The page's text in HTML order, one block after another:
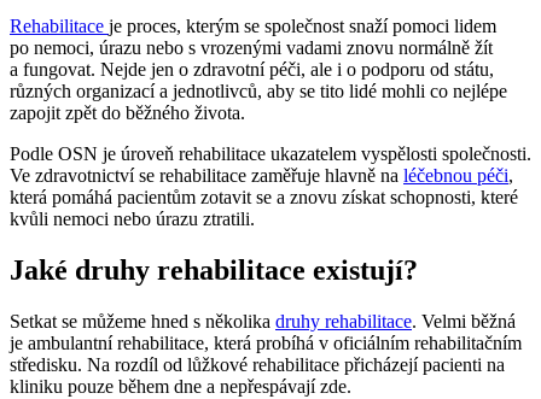
Rehabilitace je proces, kterým se společnost snaží pomoci lidem
po nemoci, úrazu nebo s vrozenými vadami znovu normálně žít
a fungovat. Nejde jen o zdravotní péči, ale i o podporu od státu,
různých organizací a jednotlivců, aby se tito lidé mohli co nejlépe
zapojit zpět do běžného života.
Podle OSN je úroveň rehabilitace ukazatelem vyspělosti společnosti.
Ve zdravotnictví se rehabilitace zaměřuje hlavně na léčebnou péči,
která pomáhá pacientům zotavit se a znovu získat schopnosti, které
kvůli nemoci nebo úrazu ztratili.
Jaké druhy rehabilitace existují?
Setkat se můžeme hned s několika druhy rehabilitace. Velmi běžná
je ambulantní rehabilitace, která probíhá v oficiálním rehabilitačním
středisku. Na rozdíl od lůžkové rehabilitace přicházejí pacienti na
kliniku pouze během dne a nepřespávají zde.